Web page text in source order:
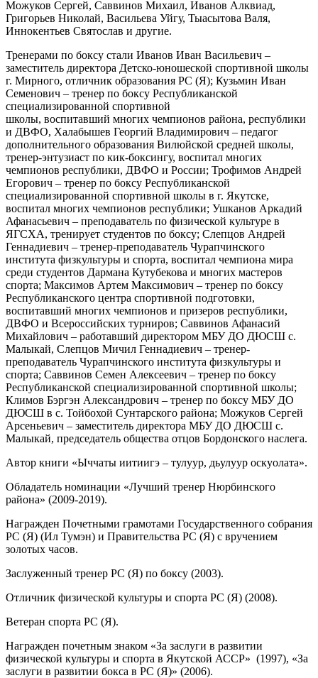
Можуков Сергей, Саввинов Михаил, Иванов Алквиад,
Григорьев Николай, Васильева Уйгу, Тыасытова Валя,
Иннокентьев Святослав и другие.
Тренерами по боксу стали Иванов Иван Васильевич –
заместитель директора Детско-юношеской спортивной школы
г. Мирного, отличник образования РС (Я); Кузьмин Иван
Семенович – тренер по боксу Республиканской
специализированной спортивной
школы, воспитавший многих чемпионов района, республики
и ДВФО, Халабышев Георгий Владимирович – педагог
дополнительного образования Вилюйской средней школы,
тренер-энтузиаст по кик-боксингу, воспитал многих
чемпионов республики, ДВФО и России; Трофимов Андрей
Егорович – тренер по боксу Республиканской
специализированной спортивной школы в г. Якутске,
воспитал многих чемпионов республики; Ушканов Аркадий
Афанасьевич – преподаватель по физической культуре в
ЯГСХА, тренирует студентов по боксу; Слепцов Андрей
Геннадиевич – тренер-преподаватель Чурапчинского
института физкультуры и спорта, воспитал чемпиона мира
среди студентов Дармана Кутубекова и многих мастеров
спорта; Максимов Артем Максимович – тренер по боксу
Республиканского центра спортивной подготовки,
воспитавший многих чемпионов и призеров республики,
ДВФО и Всероссийских турниров; Саввинов Афанасий
Михайлович – работавший директором МБУ ДО ДЮСШ с.
Малыкай, Слепцов Мичил Геннадиевич – тренер-
преподаватель Чурапчинского института физкультуры и
спорта; Саввинов Семен Алексеевич – тренер по боксу
Республиканской специализированной спортивной школы;
Климов Бэргэн Александрович – тренер по боксу МБУ ДО
ДЮСШ в с. Тойбохой Сунтарского района; Можуков Сергей
Арсеньевич – заместитель директора МБУ ДО ДЮСШ с.
Малыкай, председатель общества отцов Бордонского наслега.
Автор книги «Ыччаты иитиигэ – тулуур, дьулуур оскуолата».
Обладатель номинации «Лучший тренер Нюрбинского
района» (2009-2019).
Награжден Почетными грамотами Государственного собрания
РС (Я) (Ил Тумэн) и Правительства РС (Я) с вручением
золотых часов.
Заслуженный тренер РС (Я) по боксу (2003).
Отличник физической культуры и спорта РС (Я) (2008).
Ветеран спорта РС (Я).
Награжден почетным знаком «За заслуги в развитии
физической культуры и спорта в Якутской АССР» (1997), «За
заслуги в развитии бокса в РС (Я)» (2006).